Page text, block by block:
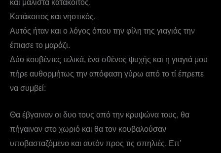
και μάλιστα κατάκοιτος.
Κατάκοιτος και νηστικός.
Αυτός ήταν και ο λόγος όπου την φίλη της γιαγιάς την
έπιασε το μαράζι.
Δύο κουβέντες τελικά, ένα σθένος ψυχής και η γιαγιά μου
πήρε αυθορμήτως την απόφαση γύρω από το τί έπρεπε
να συμβεί:
Θα έβγαιναν οι δυο τους από την κρυψώνα τους, θα
πήγαιναν στο χωριό και θα τον κουβαλούσαν
υποβασταζόμενο και αυτόν προς τις σπηλιές. Επ’